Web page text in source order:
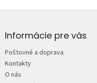
p
e
Informácie pre vás
Poštovné a doprava
Kontakty
O nás